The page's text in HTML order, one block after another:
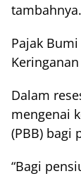
tambahnya.
Pajak
Dalam
mengenai
(PBB) bagi
“Bagi